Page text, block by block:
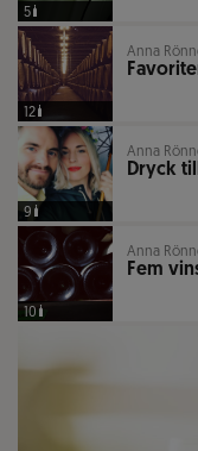
5
12
Anna
9
Anna
Dryck
10
Anna
Fem